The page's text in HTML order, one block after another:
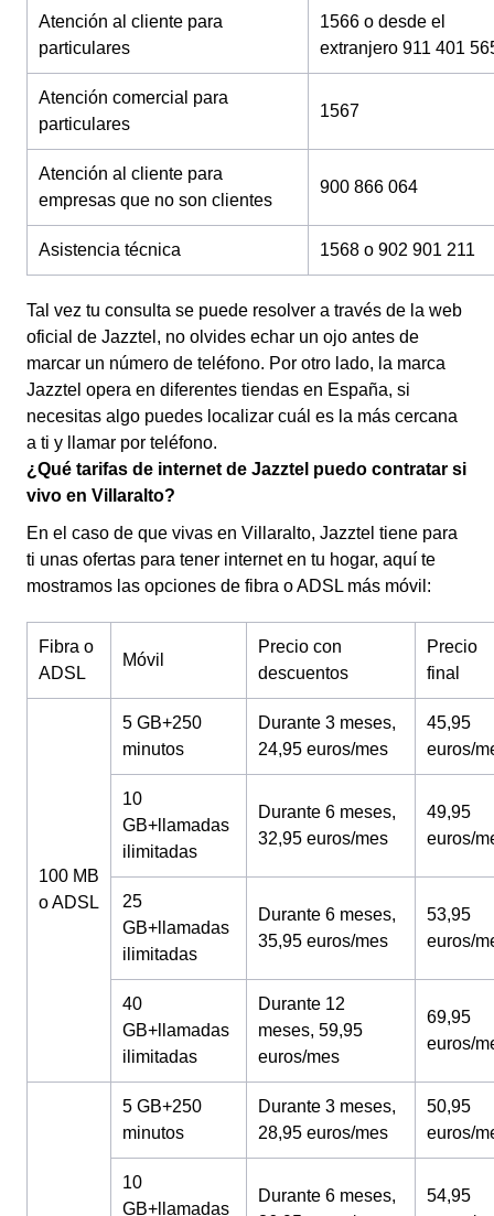
Atención al cliente para
particulares
1566 o desde el
extranjero 911 401
Atención comercial para
particulares
1567
Atención al cliente para
empresas que no son clientes
900 866 064
Asistencia técnica 1568 o 902 901 211
Tal vez tu consulta se puede resolver a través de la web
oficial de Jazztel, no olvides echar un ojo antes de
marcar un número de teléfono. Por otro lado, la marca
Jazztel opera en diferentes tiendas en España, si
necesitas algo puedes localizar cuál es la más cercana
a ti y llamar por teléfono.
¿Qué tarifas de internet de Jazztel puedo contratar si
vivo en Villaralto?
En el caso de que vivas en Villaralto, Jazztel tiene para
ti unas ofertas para tener internet en tu hogar, aquí te
mostramos las opciones de fibra o ADSL más móvil:
Fibra o
ADSL
Móvil
Precio con
descuentos
Precio
final
100 MB
o ADSL
5 GB+250
minutos
Durante 3 meses,
24,95 euros/mes
45,95
euros/
10
GB+llamadas
ilimitadas
Durante 6 meses,
32,95 euros/mes
49,95
euros/
25
GB+llamadas
ilimitadas
Durante 6 meses,
35,95 euros/mes
53,95
euros/
40
GB+llamadas
ilimitadas
Durante 12
meses, 59,95
euros/mes
69,95
euros/
5 GB+250
minutos
Durante 3 meses,
28,95 euros/mes
50,95
euros/
10
GB+llamadas
Durante 6 meses,
54,95